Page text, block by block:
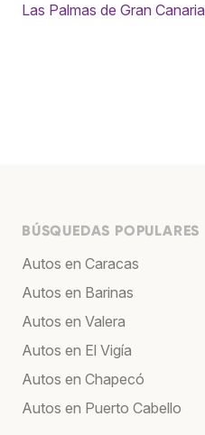
Las Palmas de Gran Canaria
BÚSQUEDAS POPULARES
Autos en Caracas
Autos en Barinas
Autos en Valera
Autos en El Vigía
Autos en Chapecó
Autos en Puerto Cabello